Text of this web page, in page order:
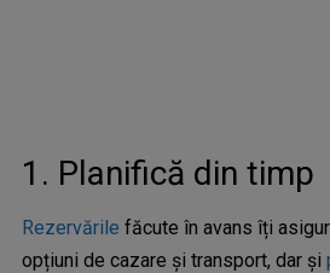
1. Planifică din timp
Rezervările făcute în avans îți
opțiuni de cazare și transport, dar și